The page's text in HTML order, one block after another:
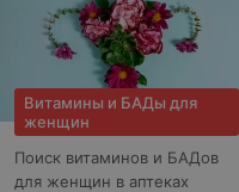
Витамины и БАДы для
женщин
Поиск витаминов и БАДов
для женщин в аптеках